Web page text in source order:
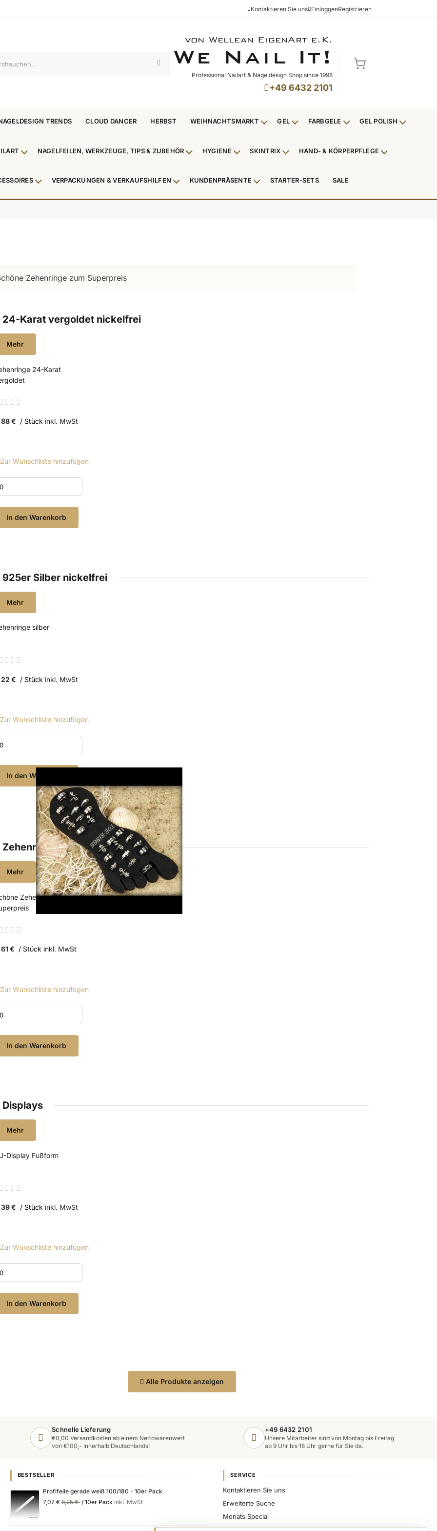
Kontaktieren Sie uns EinloggenRegistrieren
von Wellean EigenArt e.K.
WE NAIL IT!
W E N AIL I T !
Professional Nailart & Nageldesign Shop since 1998
+49 6432 2101
Mein Warenkorb
TRENDS CLOUD DANCER HERBST WEIHNACHTSMARKT Untermenü Weihnachtsmarkt anzeigen
GEL Untermenü Gel anzeigen
FARBGELE Untermenü Farbgele
GEL POLISH
Nagellack & Flüssigkeiten anzeigen
Untermenü NailArt anzeigen
NAGELFEILEN, WERKZEUGE, TIPS & ZUBEHÖR Untermenü Nagelfeilen, Werkzeuge, Tips & Zubehör anzeigen
HYGIENE Untermenü Hygiene anzeigen
SKINTRIX Untermenü Skintrix anzeigen
HAND- & KÖRPERPFLEGE Untermenü
& Zehenringe anzeigen
Untermenü Beauty Accessoires anzeigen
VERPACKUNGEN & VERKAUFSHILFEN Untermenü Verpackungen & Verkaufshilfen anzeigen
KUNDENPRÄSENTE Untermenü Kundenpräsente anzeigen
STARTER-SETS SALE
Zehenringe zum Superpreis
24-Karat vergoldet nickelfrei
Mehr
24-Karat
€ / Stück inkl. MwSt
Zur Wunschliste hinzufügen
In den Warenkorb
925er Silber nickelfrei
Mehr
silber
€ / Stück inkl. MwSt
Zur Wunschliste hinzufügen
In den Warenkorb
Zehenringe aus nickelfreiem Metall
Mehr
Zehenringe zum
€ / Stück inkl. MwSt
Zur Wunschliste hinzufügen
In den Warenkorb
Displays
Mehr
Display Fußform
€ / Stück inkl. MwSt
Zur Wunschliste hinzufügen
In den Warenkorb
Alle Produkte anzeigen
Schnelle Lieferung
€0,00 Versandkosten ab einem Nettowarenwert
von €100,- innerhalb Deutschlands!
+49 6432 2101
Unsere Mitarbeiter sind von Montag bis Freitag
ab 9 Uhr bis 18 Uhr gerne für Sie da.
BESTSELLER
Profifeile gerade weiß 100/180 - 10er Pack
Special
Price
7,07 € Regular
Price
8,25 € / 10er Pack inkl. MwSt
SERVICE
Kontaktieren Sie uns
Erweiterte Suche
Monats Special